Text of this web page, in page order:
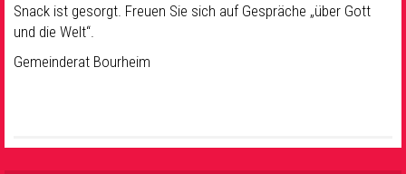
Musik& Kultur
Seelsorge & Kontakt
Snack ist gesorgt. Freuen Sie sich auf Gespräche „über Gott
und die Welt“.
Gemeinderat Bourheim